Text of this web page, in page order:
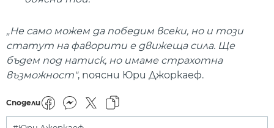
„Не само можем да победим всеки, но и този
статут на фаворити е движеща сила. Ще
бъдем под натиск, но имаме страхотна
възможност", поясни Юри Джоркаеф.
Сподели